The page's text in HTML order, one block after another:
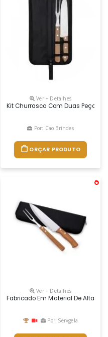
Por 2 Utensílios Em Aço
Ver + Detalhes
Kit Churrasco Com Duas Peças
Por: Cao Brindes
ORÇAR PRODUTO
E Garfo Trinchante Ambos
Ver + Detalhes
Fabricado Em Material De Alta
Por: Servgela